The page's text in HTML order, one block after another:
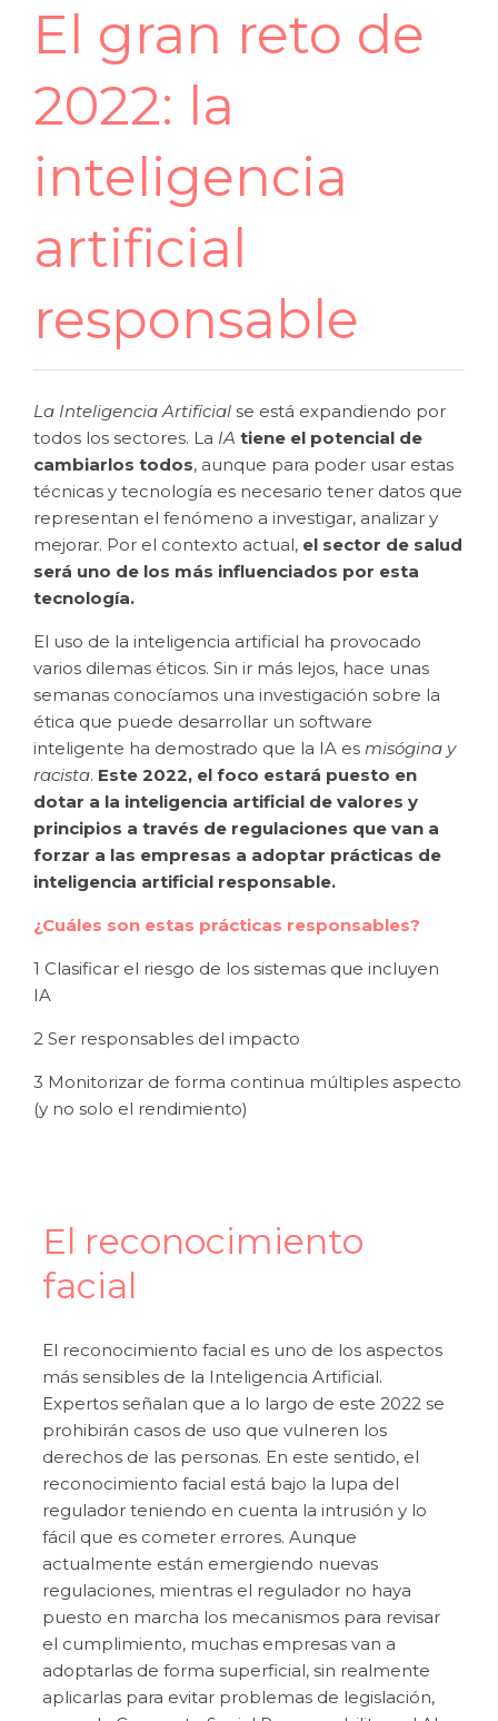
El gran reto de
2022: la
inteligencia
artificial
responsable
La Inteligencia Artificial se está expandiendo por
todos los sectores. La IA tiene el potencial de
cambiarlos todos, aunque para poder usar estas
técnicas y tecnología es necesario tener datos que
representan el fenómeno a investigar, analizar y
mejorar. Por el contexto actual, el sector de salud
será uno de los más influenciados por esta
tecnología.
El uso de la inteligencia artificial ha provocado
varios dilemas éticos. Sin ir más lejos, hace unas
semanas conocíamos una investigación sobre la
ética que puede desarrollar un software
inteligente ha demostrado que la IA es misógina y
racista. Este 2022, el foco estará puesto en
dotar a la inteligencia artificial de valores y
principios a través de regulaciones que van a
forzar a las empresas a adoptar prácticas de
inteligencia artificial responsable.
¿Cuáles son estas prácticas responsables?
1 Clasificar el riesgo de los sistemas que incluyen
IA
2 Ser responsables del impacto
3 Monitorizar de forma continua múltiples aspecto
(y no solo el rendimiento)
El reconocimiento
facial
El reconocimiento facial es uno de los aspectos
más sensibles de la Inteligencia Artificial.
Expertos señalan que a lo largo de este 2022 se
prohibirán casos de uso que vulneren los
derechos de las personas. En este sentido, el
reconocimiento facial está bajo la lupa del
regulador teniendo en cuenta la intrusión y lo
fácil que es cometer errores. Aunque
actualmente están emergiendo nuevas
regulaciones, mientras el regulador no haya
puesto en marcha los mecanismos para revisar
el cumplimiento, muchas empresas van a
adoptarlas de forma superficial, sin realmente
aplicarlas para evitar problemas de legislación,